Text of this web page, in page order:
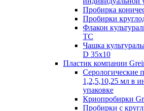
Пробирка
Пробирки
Флакон
TC
Чашка
D 35x10
Пластик компании
Серологические
1,2,5,10,25 мл в
упаковке
Криопробирки
Пробирки с